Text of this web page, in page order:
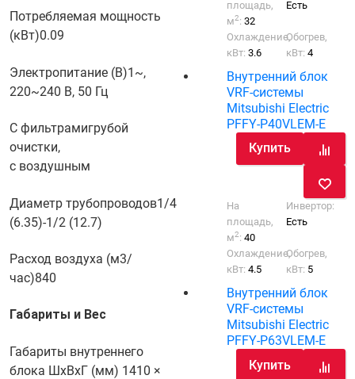
Потребляемая мощность
(кВт)0.09
Электропитание (В)1~,
220~240 В, 50 Гц
С фильтрамигрубой
очистки,
с воздушным
Диаметр трубопроводов1/4
(6.35)-1/2 (12.7)
Расход воздуха (м3/
час)840
Габариты и Вес
Габариты внутреннего
блока ШхВхГ (мм) 1410 ×
площадь,
м2:32
Есть
Охлаждение,
кВт:3.6
Обогрев,
кВт:4
Внутренний блок
VRF-системы
Mitsubishi Electric
PFFY-P40VLEM-E
Купить
На
площадь,
м2:40
Инвертор:
Есть
Охлаждение,
кВт:4.5
Обогрев,
кВт: 5
Внутренний блок
VRF-системы
Mitsubishi Electric
PFFY-P63VLEM-E
Купить